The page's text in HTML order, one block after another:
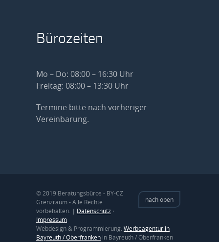
Bürozeiten
Mo – Do: 08:00 – 16:30 Uhr
Freitag: 08:00 – 13:30 Uhr
Termine bitte nach vorheriger
Vereinbarung.
nach oben
© 2019 Beratungsbüros - BY-CZ
Grenzraum - Alle Rechte
vorbehalten. | Datenschutz ⋅
Impressum
Webdesign & Programmierung: Werbeagentur in
Bayreuth / Oberfranken in Bayreuth / Oberfranken